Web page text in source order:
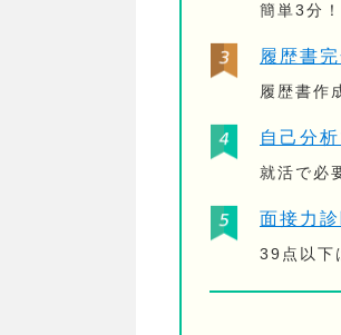
簡単3分
履歴書
履歴書作
自己分
就活で必
面接力
39点以下